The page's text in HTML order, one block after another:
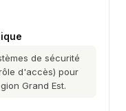
de sécurité
d'accès) pour
Grand Est.